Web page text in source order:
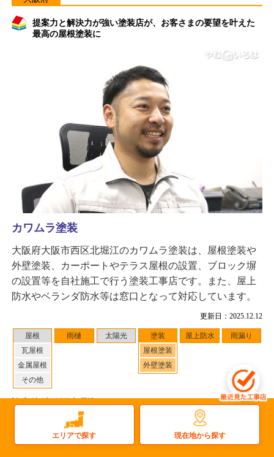
提案力と解決力が強い塗装店が、お客さまの要望を叶えた
最高の屋根塗装に
更新日：2025.12.12
屋根
瓦屋根
金属屋根
その他
雨樋 太陽光
塗装
屋根塗装
外壁塗装
屋上防水 雨漏り
工事店住所：大阪府大阪市西区北堀江
カワムラ塗装
大阪府大阪市西区北堀江のカワムラ塗装は、屋根塗装や
外壁塗装、カーポートやテラス屋根の設置、ブロック塀
の設置等を自社施工で行う塗装工事店です。また、屋上
防水やベランダ防水等は窓口となって対応しています。
エリアで探す 現在地から探す